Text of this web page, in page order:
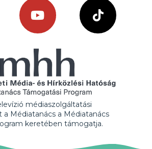
médiaszolgáltatási
Médiatanács a Médiatanács
keretében támogatja.